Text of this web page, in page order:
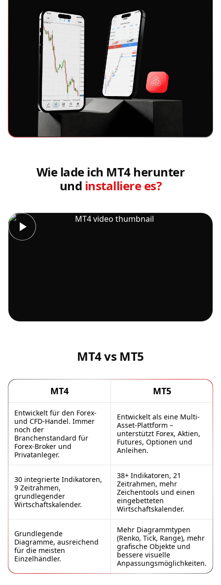
Wie lade ich MT4 herunter
und installiere es?
MT4 vs MT5
MT4 MT5
Entwickelt für den Forex-
und CFD-Handel. Immer
noch der
Branchenstandard für
Forex-Broker und
Privatanleger.
Entwickelt als eine Multi-
Asset-Plattform –
unterstützt Forex, Aktien,
Futures, Optionen und
Anleihen.
30 integrierte Indikatoren,
9 Zeitrahmen,
grundlegender
Wirtschaftskalender.
38+ Indikatoren, 21
Zeitrahmen, mehr
Zeichentools und einen
eingebetteten
Wirtschaftskalender.
Grundlegende
Diagramme, ausreichend
für die meisten
Einzelhändler.
Mehr Diagrammtypen
(Renko, Tick, Range), mehr
grafische Objekte und
bessere visuelle
Anpassungsmöglichkeiten.